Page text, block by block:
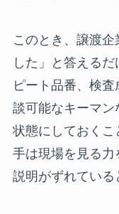
このとき、譲渡
した」と答える
ピート品番、検
談可能なキーマン
状態にしておく
手は現場を見る
説明がずれている